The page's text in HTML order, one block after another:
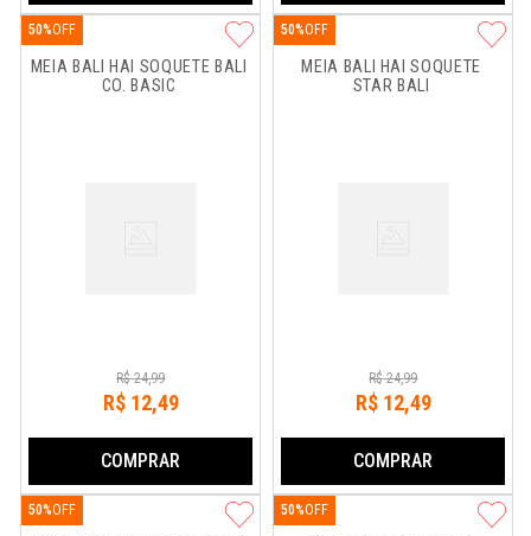
MEIA BALI HAI SOQUETE BALI
CO. BASIC
50%
R$ 24,99
R$ 12,49
COMPRAR
MEIA BALI HAI SOQUETE
STAR BALI
50%
R$ 24,99
R$ 12,49
COMPRAR
50% 50%